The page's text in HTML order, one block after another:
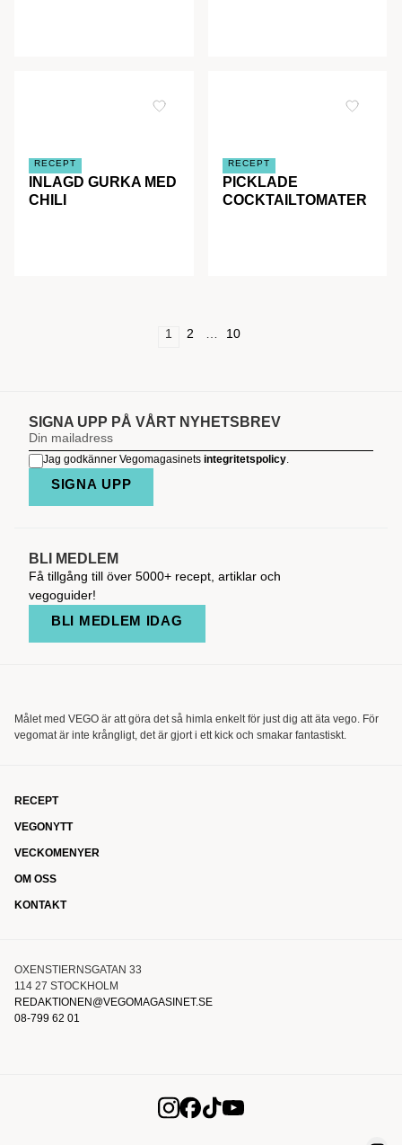
RECEPT
INLAGD GURKA MED
CHILI
RECEPT
PICKLADE
COCKTAILTOMATER
1 2 10
SIGNA UPP PÅ VÅRT NYHETSBREV
Jag godkänner Vegomagasinets integritetspolicy.
SIGNA UPP
BLI MEDLEM
Få tillgång till över 5000+ recept, artiklar och
vegoguider!
BLI MEDLEM IDAG
Målet med VEGO är att göra det så himla enkelt för just dig att äta vego. För
vegomat är inte krångligt, det är gjort i ett kick och smakar fantastiskt.
RECEPT
VEGONYTT
VECKOMENYER
OM OSS
KONTAKT
OXENSTIERNSGATAN 33
114 27 STOCKHOLM
REDAKTIONEN@VEGOMAGASINET.SE
08-799 62 01